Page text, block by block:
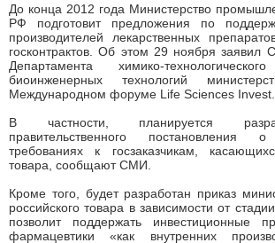
До конца 2012 года Министерство
РФ подготовит предложения по
производителей лекарственных
госконтрактов. Об этом 29 ноября заявил
Департамента химико-
биоинженерных технологий
Международном форуме Life Sciences Invest.
В частности, планируется
правительственного постановления
требованиях к госзаказчикам,
товара, сообщают СМИ.
Кроме того, будет разработан приказ
российского товара в зависимости от
позволит поддержать инвестиционные
фармацевтики «как внутренних